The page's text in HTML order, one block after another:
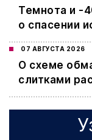
Темнота и -
о спасении
07 АВГУСТА 2026
О схеме
слитками